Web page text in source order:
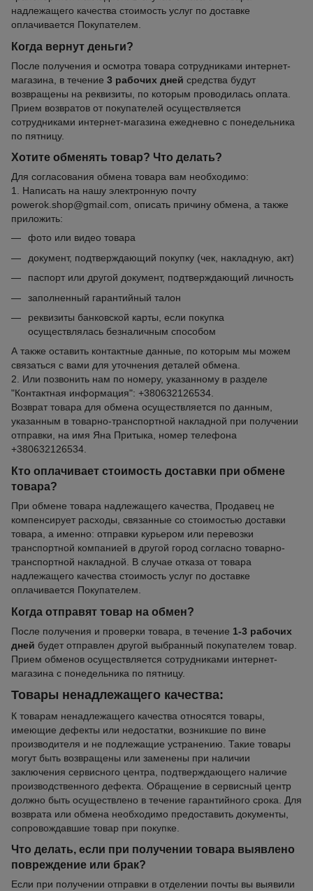
надлежащего качества стоимость услуг по доставке
оплачивается Покупателем.
Когда вернут деньги?
После получения и осмотра товара сотрудниками интернет-
магазина, в течение 3 рабочих дней средства будут
возвращены на реквизиты, по которым проводилась оплата.
Прием возвратов от покупателей осуществляется
сотрудниками интернет-магазина ежедневно с понедельника
по пятницу.
Хотите обменять товар? Что делать?
Для согласования обмена товара вам необходимо:
1. Написать на нашу электронную почту
powerok.shop@gmail.com, описать причину обмена, а также
приложить:
фото или видео товара
документ, подтверждающий покупку (чек, накладную, акт)
паспорт или другой документ, подтверждающий личность
заполненный гарантийный талон
реквизиты банковской карты, если покупка
осуществлялась безналичным способом
А также оставить контактные данные, по которым мы можем
связаться с вами для уточнения деталей обмена.
2. Или позвонить нам по номеру, указанному в разделе
"Контактная информация": +380632126534.
Возврат товара для обмена осуществляется по данным,
указанным в товарно-транспортной накладной при получении
отправки, на имя Яна Притыка, номер телефона
+380632126534.
Кто оплачивает стоимость доставки при обмене
товара?
При обмене товара надлежащего качества, Продавец не
компенсирует расходы, связанные со стоимостью доставки
товара, а именно: отправки курьером или перевозки
транспортной компанией в другой город согласно товарно-
транспортной накладной. В случае отказа от товара
надлежащего качества стоимость услуг по доставке
оплачивается Покупателем.
Когда отправят товар на обмен?
После получения и проверки товара, в течение 1-3 рабочих
дней будет отправлен другой выбранный покупателем товар.
Прием обменов осуществляется сотрудниками интернет-
магазина с понедельника по пятницу.
Товары ненадлежащего качества:
К товарам ненадлежащего качества относятся товары,
имеющие дефекты или недостатки, возникшие по вине
производителя и не подлежащие устранению. Такие товары
могут быть возвращены или заменены при наличии
заключения сервисного центра, подтверждающего наличие
производственного дефекта. Обращение в сервисный центр
должно быть осуществлено в течение гарантийного срока. Для
возврата или обмена необходимо предоставить документы,
сопровождавшие товар при покупке.
Что делать, если при получении товара выявлено
повреждение или брак?
Если при получении отправки в отделении почты вы выявили